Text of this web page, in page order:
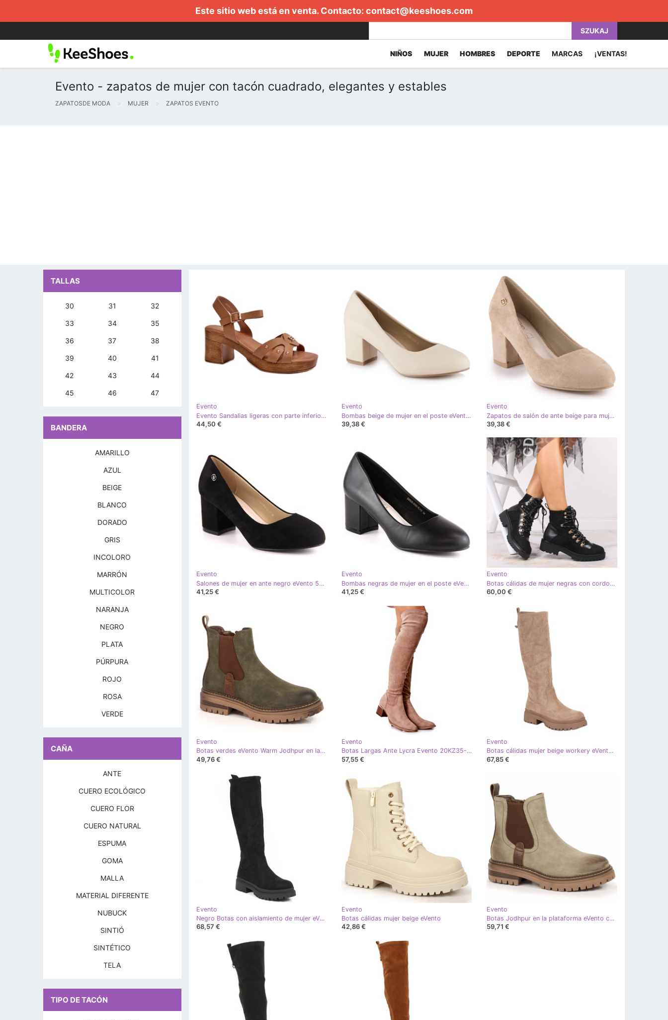
Este sitio web está en venta. Contacto: contact@keeshoes.com
SZUKAJ
NIÑOS MUJER HOMBRES DEPORTE MARCAS ¡VENTAS!
Evento - zapatos de mujer con tacón cuadrado, elegantes y estables
ZAPATOSDE MODA MUJER ZAPATOS EVENTO
Evento
Evento Sandalias ligeras con parte inferior más gruesa, marrón
44,50 €
Evento
Bombas beige de mujer en el poste eVento 5950
39,38 €
Evento
Zapatos de salón de ante beige para mujer en el puesto eVento 5952
39,38 €
Evento
Salones de mujer en ante negro eVento 5952
41,25 €
Evento
Bombas negras de mujer en el poste eVento 5950 negro
41,25 €
Evento
Botas cálidas de mujer negras con cordones eVento negro
60,00 €
Evento
Botas verdes eVento Warm Jodhpur en la plataforma
49,76 €
Evento
Botas Largas Ante Lycra Evento 20KZ35-3330 Beige
57,55 €
Evento
Botas cálidas mujer beige workery eVento EVE369B
67,85 €
Evento
Negro Botas con aislamiento de mujer eVento EVE369A
68,57 €
Evento
Botas cálidas mujer beige eVento
42,86 €
Evento
Botas Jodhpur en la plataforma eVento caqui
59,71 €
TALLAS
30 31 32
33 34 35
36 37 38
39 40 41
42 43 44
45 46 47
BANDERA
AMARILLO
AZUL
BEIGE
BLANCO
DORADO
GRIS
INCOLORO
MARRÓN
MULTICOLOR
NARANJA
NEGRO
PLATA
PÚRPURA
ROJO
ROSA
VERDE
CAÑA
ANTE
CUERO ECOLÓGICO
CUERO FLOR
CUERO NATURAL
ESPUMA
GOMA
MALLA
MATERIAL DIFERENTE
NUBUCK
SINTIÓ
SINTÉTICO
TELA
TIPO DE TACÓN